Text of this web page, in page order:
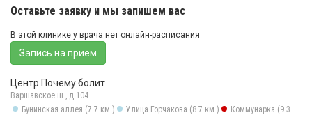
Оставьте заявку и мы запишем вас
В этой клинике у врача нет онлайн-расписания
Запись на прием
Центр Почему болит
Варшавское ш., д.104
Бунинская аллея (7.7 км.)
Улица Горчакова (8.7 км.)
Коммунарка (9.3